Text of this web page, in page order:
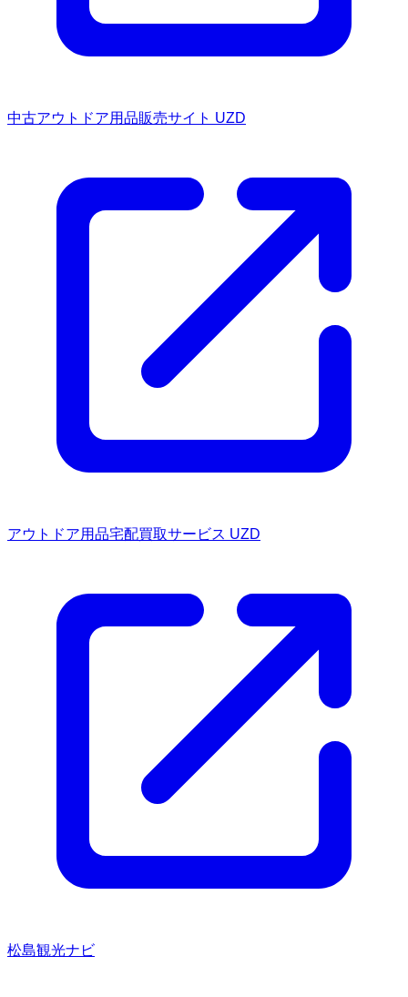
中古アウトドア用品販売サイト UZD
アウトドア用品宅配買取サービス UZD
松島観光ナビ